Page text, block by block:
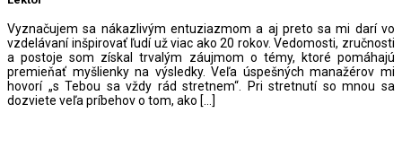
Vyznačujem sa nákazlivým entuziazmom a aj preto sa mi darí vo
vzdelávaní inšpirovať ľudí už viac ako 20 rokov. Vedomosti, zručnosti
a postoje som získal trvalým záujmom o témy, ktoré pomáhajú
premieňať myšlienky na výsledky. Veľa úspešných manažérov mi
hovorí „s Tebou sa vždy rád stretnem“. Pri stretnutí so mnou sa
dozviete veľa príbehov o tom, ako […]